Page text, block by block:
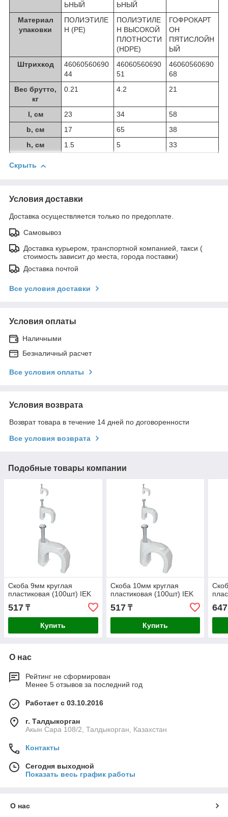
ЬНЫЙ
ЬНЫЙ
Материал
упаковки
ПОЛИЭТИЛЕ
Н (PE)
ПОЛИЭТИЛЕ
Н ВЫСОКОЙ
ПЛОТНОСТИ
(HDPE)
ГОФРОКАРТ
ОН
ПЯТИСЛОЙН
ЫЙ
Штрихкод
46060560690
44
46060560690
51
46060560690
68
Вес брутто,
кг
0.21 4.2 21
l, см 23 34
58
b, см
17 65
38
h, см
1.5 5 33
Скрыть
Условия доставки
Доставка осуществляется только по предоплате.
Самовывоз
Доставка курьером, транспортной компанией, такси (
стоимость зависит до места, города поставки)
Доставка почтой
Все условия доставки
Условия оплаты
Наличными
Безналичный расчет
Все условия оплаты
Условия возврата
Возврат товара в течение 14 дней по договоренности
Все условия возврата
Подобные товары компании
Скоба 9мм круглая
пластиковая (100шт) IEK
517 ₸
Купить
Скоба 10мм круглая
пластиковая (100шт) IEK
517₸
Купить
647
О нас
Рейтинг не сформирован
Менее 5 отзывов за последний год
Работает с 03.10.2016
г. Талдыкорган
Акын Сара 108/2, Талдыкорган, Казахстан
Контакты
Сегодня выходной
Показать весь график работы
О нас